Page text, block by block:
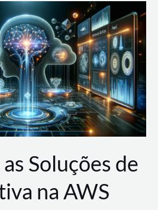
Soluções de
na AWS